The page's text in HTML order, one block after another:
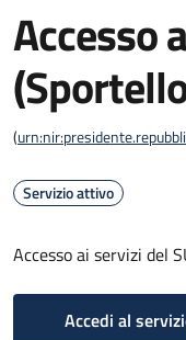
Accesso
(
Servizio attivo
Accesso ai servizi del
Accedi al